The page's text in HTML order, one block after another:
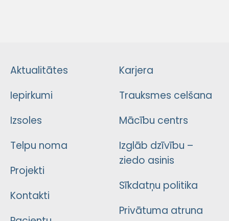
Aktualitātes
Iepirkumi
Izsoles
Telpu noma
Projekti
Kontakti
Karjera
Trauksmes celšana
Mācību centrs
Izglāb dzīvību –
ziedo asinis
Sīkdatņu politika
Privātuma atruna